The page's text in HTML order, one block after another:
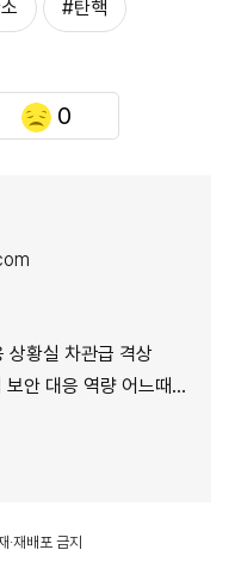
#탄핵
0
상황실 차관급 격상
응 역량 어느때보다 중요"
재배포 금지